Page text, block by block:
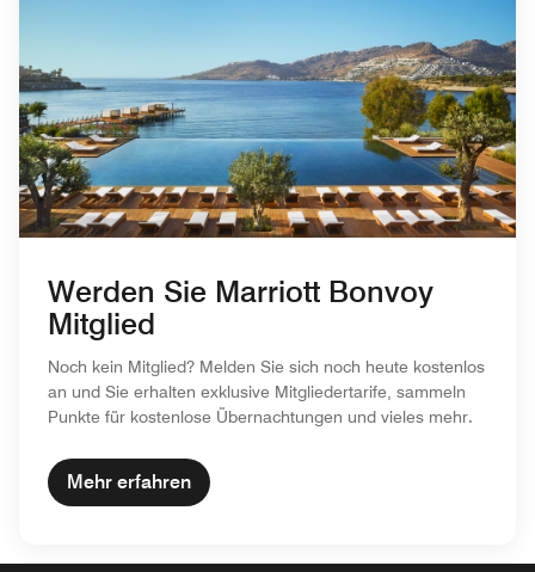
Werden Sie Marriott Bonvoy
Mitglied
Noch kein Mitglied? Melden Sie sich noch heute kostenlos
an und Sie erhalten exklusive Mitgliedertarife, sammeln
Punkte für kostenlose Übernachtungen und vieles mehr.
Mehr erfahren